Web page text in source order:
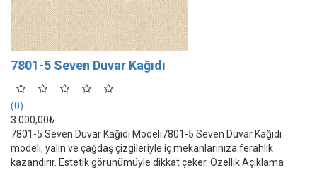
7801-5 Seven Duvar Kağıdı
(0)
3.000,00₺
7801-5 Seven Duvar Kağıdı Modeli7801-5 Seven Duvar Kağıdı
modeli, yalın ve çağdaş çizgileriyle iç mekanlarınıza ferahlık
kazandırır. Estetik görünümüyle dikkat çeker. Özellik Açıklama